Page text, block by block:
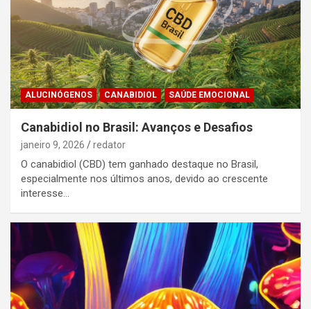
ALUCINÓGENOS CANABIDIOL SAÚDE EMOCIONAL
Canabidiol no Brasil: Avanços e Desafios
janeiro 9, 2026 redator
O canabidiol (CBD) tem ganhado destaque no Brasil,
especialmente nos últimos anos, devido ao crescente
interesse…